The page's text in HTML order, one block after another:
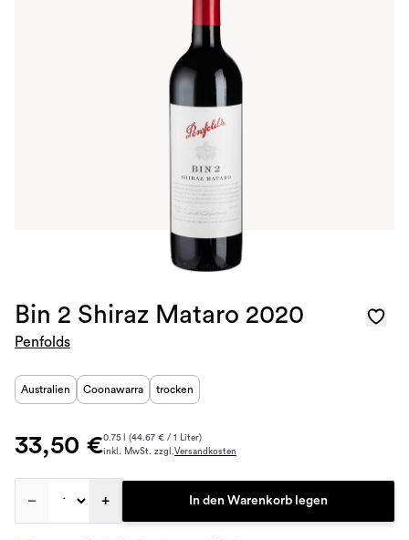
Bin 2 Shiraz Mataro 2020
Penfolds
Australien Coonawarra trocken
33,50 €0.75 l (44.67 € / 1 Liter)
inkl. MwSt. zzgl.Versandkosten
– + In den Warenkorb legen